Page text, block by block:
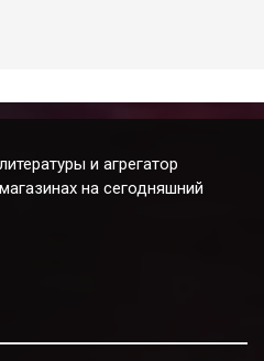
и агрегатор
на сегодняшний